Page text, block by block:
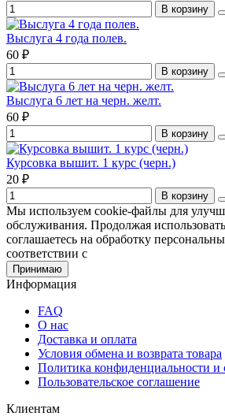
В корзину
Выслуга 4 года полев.
60 ₽
В корзину
Выслуга 6 лет на черн. желт.
60 ₽
В корзину
Курсовка вышит. 1 курс (черн.)
20 ₽
В корзину
Мы используем cookie-файлы для
обслуживания. Продолжая
соглашаетесь на обработку
соответствии с
Принимаю
Информация
FAQ
О нас
Доставка и оплата
Условия обмена и возврата товара
Политика конфиденциальности и
Пользовательское соглашение
Клиентам